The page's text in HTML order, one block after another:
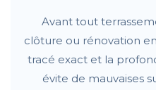
Avant tout
clôture ou rénovation
tracé exact et la
évite de mauvaises